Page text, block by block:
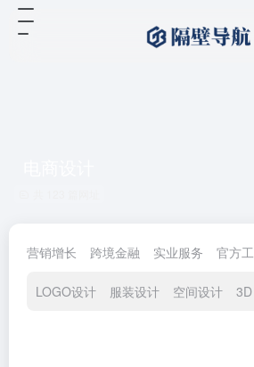
营销增长 跨境金融 实业服务 官方
LOGO设计 服装设计 空间设计 3D